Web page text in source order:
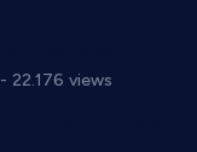
- 22.176 views